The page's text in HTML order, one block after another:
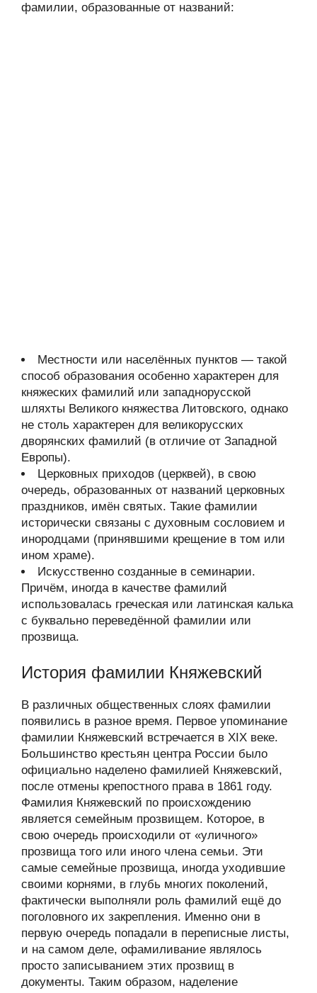
фамилии, образованные от названий:
Местности или населённых пунктов — такой
способ образования особенно характерен для
княжеских фамилий или западнорусской
шляхты Великого княжества Литовского, однако
не столь характерен для великорусских
дворянских фамилий (в отличие от Западной
Европы).
Церковных приходов (церквей), в свою
очередь, образованных от названий церковных
праздников, имён святых. Такие фамилии
исторически связаны с духовным сословием и
инородцами (принявшими крещение в том или
ином храме).
Искусственно созданные в семинарии.
Причём, иногда в качестве фамилий
использовалась греческая или латинская калька
с буквально переведённой фамилии или
прозвища.
История фамилии Княжевский
В различных общественных слоях фамилии
появились в разное время. Первое упоминание
фамилии Княжевский встречается в XIX веке.
Большинство крестьян центра России было
официально наделено фамилией Княжевский,
после отмены крепостного права в 1861 году.
Фамилия Княжевский по происхождению
является семейным прозвищем. Которое, в
свою очередь происходили от «уличного»
прозвища того или иного члена семьи. Эти
самые семейные прозвища, иногда уходившие
своими корнями, в глубь многих поколений,
фактически выполняли роль фамилий ещё до
поголовного их закрепления. Именно они в
первую очередь попадали в переписные листы,
и на самом деле, офамиливание являлось
просто записыванием этих прозвищ в
документы. Таким образом, наделение